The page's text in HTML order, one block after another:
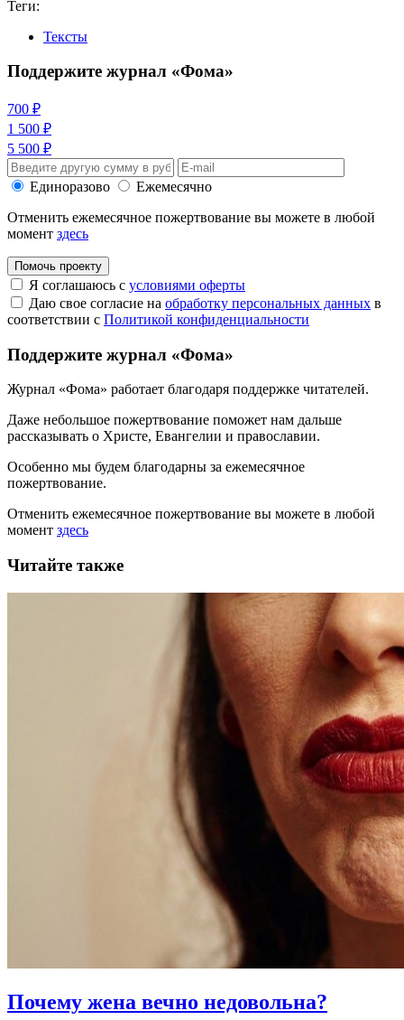
Теги:
Тексты
Поддержите журнал «Фома»
700 ₽
1 500 ₽
5 500 ₽
Единоразово
Ежемесячно
Отменить ежемесячное пожертвование вы можете в любой
момент здесь
Помочь проекту
Я соглашаюсь с условиями оферты
Даю свое согласие на обработку персональных данных в
соответствии с Политикой конфиденциальности
Поддержите журнал «Фома»
Журнал «Фома» работает благодаря поддержке читателей.
Даже небольшое пожертвование поможет нам дальше
рассказывать о Христе, Евангелии и православии.
Особенно мы будем благодарны за ежемесячное
пожертвование.
Отменить ежемесячное пожертвование вы можете в любой
момент здесь
Читайте также
Почему жена вечно недовольна?